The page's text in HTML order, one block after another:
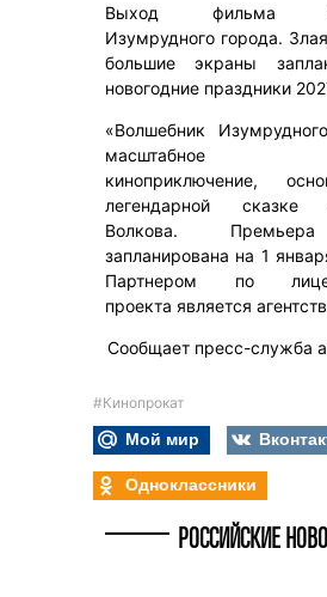
Выход фильма
Изумрудного города.
большие экраны
новогодние праздники
«Волшебник
масштабное
киноприключение,
легендарной сказке
Волкова.
запланирована на 1
Партнером по
проекта является
Сообщает пресс-служба
#Кинопрокат
Мой мир
Одноклассники
РОССИЙСКИЕ